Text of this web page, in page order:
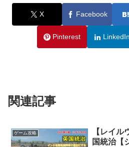
X Facebook
Pinterest LinkedIn
関連記事
ゲーム攻略
【レイル
国統治【